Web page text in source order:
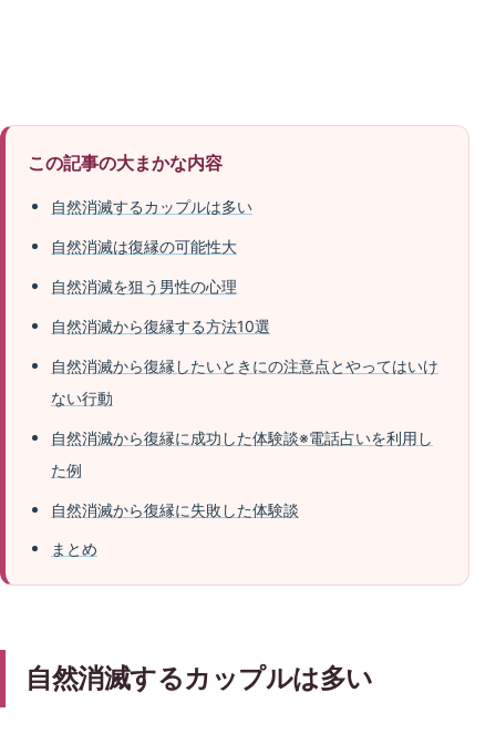
この記事の大まかな内容
自然消滅するカップルは多い
自然消滅は復縁の可能性大
自然消滅を狙う男性の心理
自然消滅から復縁する方法10選
自然消滅から復縁したいときにの注意点とやってはいけ
ない行動
自然消滅から復縁に成功した体験談※電話占いを利用し
た例
自然消滅から復縁に失敗した体験談
まとめ
自然消滅するカップルは多い